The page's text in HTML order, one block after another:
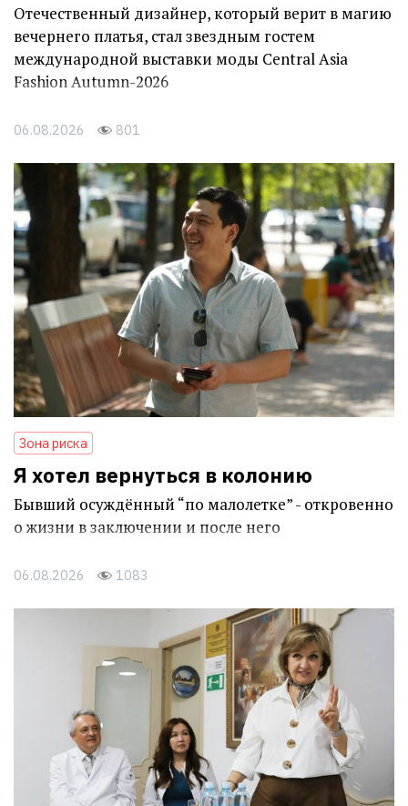
Отечественный дизайнер, который верит в магию
вечернего платья, стал звездным гостем
международной выставки моды Central Asia
Fashion Autumn-2026
06.08.2026 801
Зона риска
Я хотел вернуться в колонию
Бывший осуждённый “по малолетке” - откровенно
о жизни в заключении и после него
06.08.2026 1083